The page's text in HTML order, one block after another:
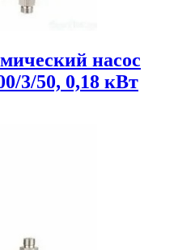
насос
3/50, 0,18 кВт